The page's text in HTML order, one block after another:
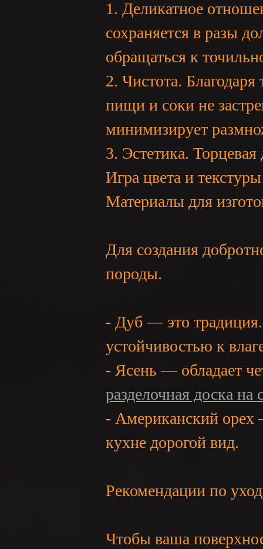
1. Деликатное
сохраняется в разы
обращаться к
2. Чистота.
пищи и соки не
минимизирует
3. Эстетика.
Игра цвета и
Материалы для
Для создания
породы.
- Дуб — это
устойчивостью к
- Ясень — обладает
разделочная доска
- Американский орех
кухне дорогой вид.
Рекомендации по
Чтобы ваша